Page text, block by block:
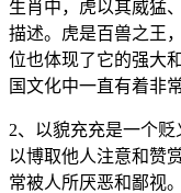
生肖中，虎以其威猛
描述。虎是百兽之王
位也体现了它的强大
国文化中一直有着非
2、以貌充充是一个
以博取他人注意和赞
常被人所厌恶和鄙视